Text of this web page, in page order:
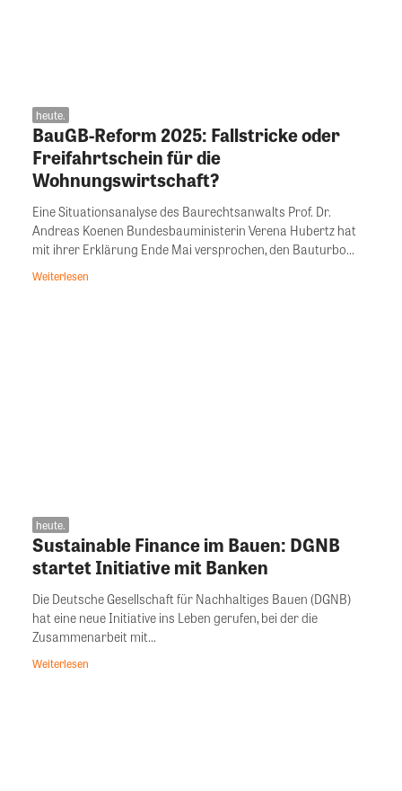
heute.
BauGB-Reform 2025: Fallstricke oder
Freifahrtschein für die
Wohnungswirtschaft?
Eine Situationsanalyse des Baurechtsanwalts Prof. Dr.
Andreas Koenen Bundesbauministerin Verena Hubertz hat
mit ihrer Erklärung Ende Mai versprochen, den Bauturbo...
Weiterlesen
heute.
Sustainable Finance im Bauen: DGNB
startet Initiative mit Banken
Die Deutsche Gesellschaft für Nachhaltiges Bauen (DGNB)
hat eine neue Initiative ins Leben gerufen, bei der die
Zusammenarbeit mit...
Weiterlesen